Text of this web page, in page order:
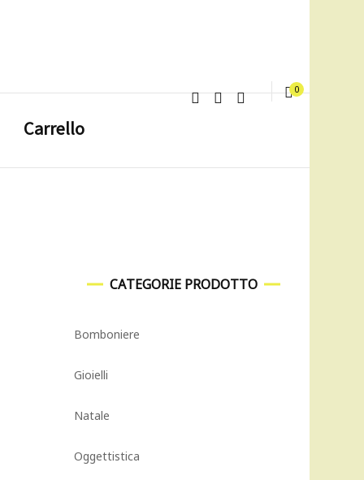
0
Carrello
CATEGORIE PRODOTTO
Bomboniere
Gioielli
Natale
Oggettistica